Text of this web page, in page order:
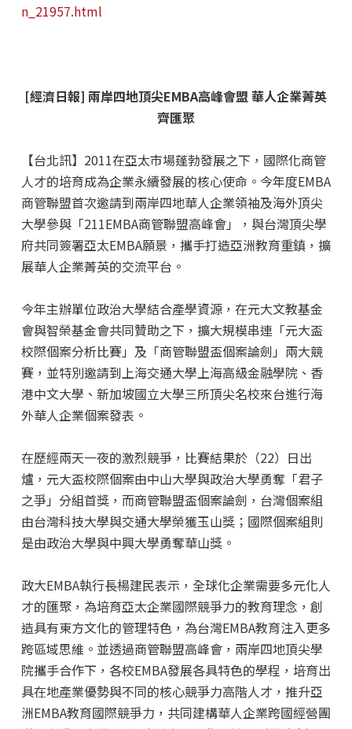
n_21957.html
[經濟日報] 兩岸四地頂尖EMBA高峰會盟 華人企業菁英
齊匯聚
【台北訊】2011在亞太市場蓬勃發展之下，國際化商管
人才的培育成為企業永續發展的核心使命。今年度EMBA
商管聯盟首次邀請到兩岸四地華人企業領袖及海外頂尖
大學參與「211EMBA商管聯盟高峰會」，與台灣頂尖學
府共同簽署亞太EMBA願景，攜手打造亞洲教育重鎮，擴
展華人企業菁英的交流平台。
今年主辦單位政治大學結合產學資源，在元大文教基金
會與智榮基金會共同贊助之下，擴大規模串連「元大盃
校際個案分析比賽」及「商管聯盟盃個案論劍」兩大競
賽，並特別邀請到上海交通大學上海高級金融學院、香
港中文大學、新加坡國立大學三所頂尖名校來台進行海
外華人企業個案發表。
在歷經兩天一夜的激烈競爭，比賽結果於（22）日出
爐，元大盃校際個案由中山大學與政治大學勇奪「君子
之爭」分組首獎，而商管聯盟盃個案論劍，台灣個案組
由台灣科技大學與交通大學榮獲玉山獎；國際個案組則
是由政治大學與中興大學勇奪華山獎。
政大EMBA執行長楊建民表示，全球化企業需要多元化人
才的匯聚，為培育亞太企業國際競爭力的教育理念，創
造具有東方文化的管理特色，為台灣EMBA教育注入更多
跨區域思維。並透過商管聯盟高峰會，兩岸四地頂尖學
院攜手合作下，各校EMBA發展各具特色的學程，培育出
具在地產業優勢與不同的核心競爭力高階人才，推升亞
洲EMBA教育國際競爭力，共同建構華人企業跨國經營團